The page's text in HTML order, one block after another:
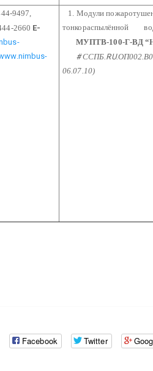
9497,
E-
1. Модули
тонкораспылённой
МУПТВ-100-Г-ВД
#ССПБ. RU
06.07.10)
Facebook Twitter